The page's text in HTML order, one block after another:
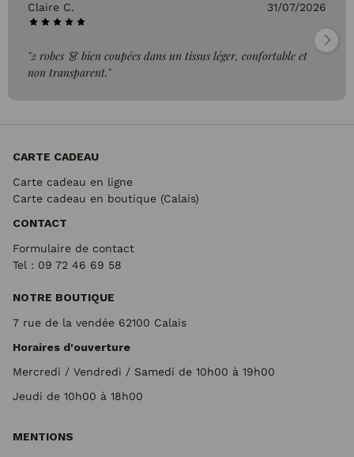
Claire C. 31/07/2026
"2 robes 👗 bien coupées dans un tissus léger, confortable et
non transparent."
CARTE CADEAU
Carte cadeau en ligne
Carte cadeau en boutique (Calais)
CONTACT
Formulaire de contact
Tel : 09 72 46 69 58
NOTRE BOUTIQUE
7 rue de la vendée 62100 Calais
Horaires d'ouverture
Mercredi / Vendredi / Samedi de 10h00 à 19h00
Jeudi de 10h00 à 18h00
MENTIONS